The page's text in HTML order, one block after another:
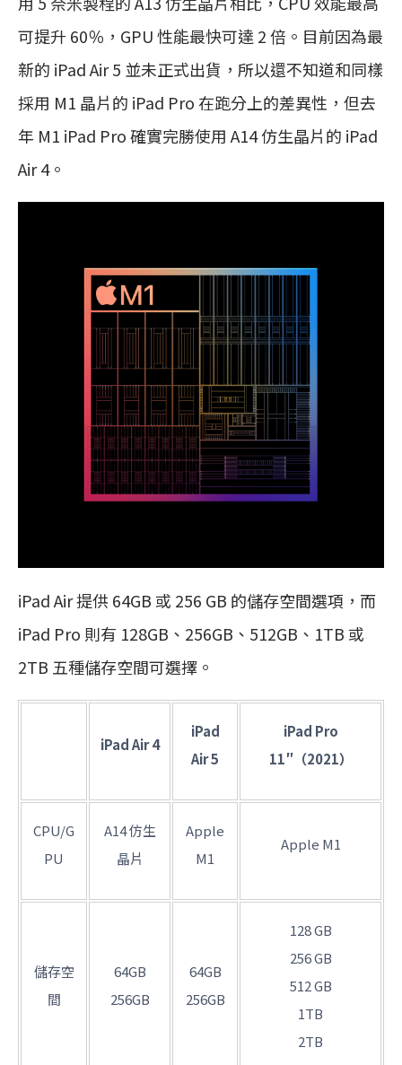
可提升 60％，GPU 性能最快可達 2 倍。目前因為最
新的 iPad Air 5 並未正式出貨，所以還不知道和同樣
採用 M1 晶片的 iPad Pro 在跑分上的差異性，但去
年 M1 iPad Pro 確實完勝使用 A14 仿生晶片的 iPad
Air 4。
iPad Air 提供 64GB 或 256 GB 的儲存空間選項，而
iPad Pro 則有 128GB、256GB、512GB、1TB 或
2TB 五種儲存空間可選擇。
iPad Air 4
iPad
Air 5
iPad Pro
11″（2021）
CPU/G
PU
A14 仿生
晶片
Apple
M1
Apple M1
儲存空
間
64GB
256GB
64GB
256GB
128 GB
256 GB
512 GB
1TB
2TB